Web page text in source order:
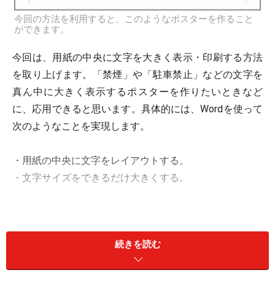
今回の方法を利用すると、このようなポスターを作ること
ができます。
今回は、用紙の中央に文字を大きく表示・印刷する方法
を取り上げます。「禁煙」や「駐車禁止」などの文字を
真ん中に大きく表示するポスターを作りたいときなど
に、応用できると思います。具体的には、Wordを使って
次のようなことを実現します。
・用紙の中央に文字をレイアウトする。
・文字サイズをできるだけ大きくする。
はWord 2007でも可能です。Word 2007の操作は、文章
中で補足しましたので、Word 2007ユーザーの方は、そ
続きを読む